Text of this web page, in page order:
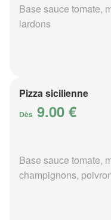
Base sauce tomate,
lardons
Pizza sicilienne
Dès 9.00 €
Base sauce tomate,
champignons,